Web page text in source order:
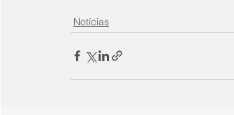
Notícias